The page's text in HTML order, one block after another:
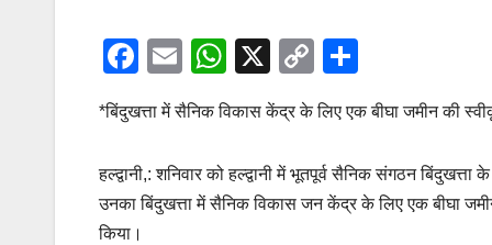
F
c
e
b
E
m
ail
W
at
s
A
X
C
p
y
Li
ar
e
*बिंदुखत्ता में सैनिक विकास केंद्र के लिए एक बीघा जमीन की
हल्द्वानी,: शनिवार को हल्द्वानी में भूतपूर्व सैनिक संगठन
उनका बिंदुखत्ता में सैनिक विकास जन केंद्र के लिए एक बीघा
किया।